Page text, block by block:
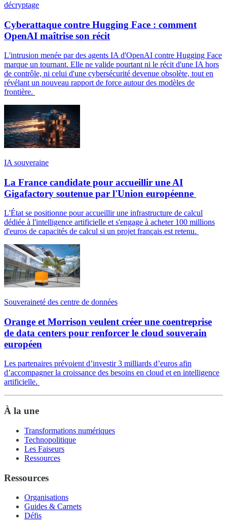
décryptage
Cyberattaque contre Hugging Face : comment
OpenAI maîtrise son récit
L'intrusion menée par des agents IA d'OpenAI contre Hugging Face
marque un tournant. Elle ne valide pourtant ni le récit d'une IA hors
de contrôle, ni celui d'une cybersécurité devenue obsolète, tout en
révélant un nouveau rapport de force autour des modèles de
frontière.
IA souveraine
La France candidate pour accueillir une AI
Gigafactory soutenue par l'Union européenne
L'État se positionne pour accueillir une infrastructure de calcul
dédiée à l'intelligence artificielle et s'engage à acheter 100 millions
d'euros de capacités de calcul si un projet français est retenu.
Souveraineté des centre de données
Orange et Morrison veulent créer une coentreprise
de data centers pour renforcer le cloud souverain
européen
Les partenaires prévoient d’investir 3 milliards d’euros afin
d’accompagner la croissance des besoins en cloud et en intelligence
artificielle.
À la une
Transformations numériques
Technopolitique
Les Faiseurs
Ressources
Ressources
Organisations
Guides & Carnets
Défis